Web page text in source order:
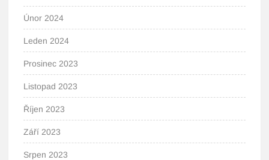
Únor 2024
Leden 2024
Prosinec 2023
Listopad 2023
Říjen 2023
Září 2023
Srpen 2023